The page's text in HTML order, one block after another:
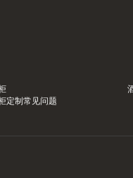
定制常见问题